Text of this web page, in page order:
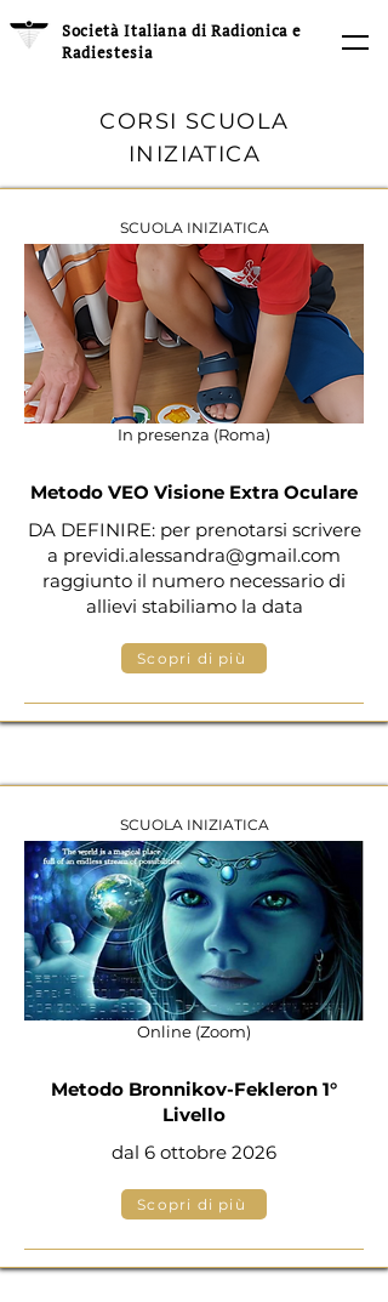
Società Italiana di Radionica e
Radiestesia
CORSI SCUOLA
INIZIATICA
SCUOLA INIZIATICA
In presenza (Roma)
Metodo VEO Visione Extra Oculare
DA DEFINIRE: per prenotarsi scrivere
a previdi.alessandra@gmail.com
raggiunto il numero necessario di
allievi stabiliamo la data
Scopri di più
SCUOLA INIZIATICA
Online (Zoom)
Metodo Bronnikov-Fekleron 1°
Livello
dal 6 ottobre 2026
Scopri di più